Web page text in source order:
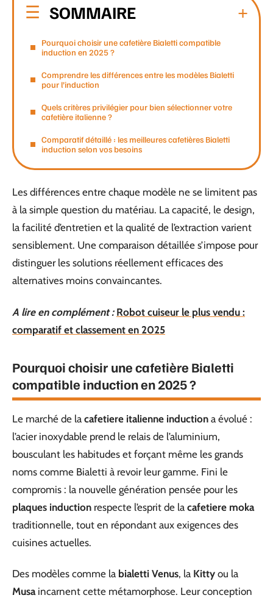
SOMMAIRE
Pourquoi choisir une cafetière Bialetti compatible
induction en 2025 ?
Comprendre les différences entre les modèles Bialetti
pour l’induction
Quels critères privilégier pour bien sélectionner votre
cafetière italienne ?
Comparatif détaillé : les meilleures cafetières Bialetti
induction selon vos besoins
Les différences entre chaque modèle ne se limitent pas
à la simple question du matériau. La capacité, le design,
la facilité d’entretien et la qualité de l’extraction varient
sensiblement. Une comparaison détaillée s’impose pour
distinguer les solutions réellement efficaces des
alternatives moins convaincantes.
A lire en complément : Robot cuiseur le plus vendu :
comparatif et classement en 2025
Pourquoi choisir une cafetière Bialetti
compatible induction en 2025 ?
Le marché de la cafetiere italienne induction a évolué :
l’acier inoxydable prend le relais de l’aluminium,
bousculant les habitudes et forçant même les grands
noms comme Bialetti à revoir leur gamme. Fini le
compromis : la nouvelle génération pensée pour les
plaques induction respecte l’esprit de la cafetiere moka
traditionnelle, tout en répondant aux exigences des
cuisines actuelles.
Des modèles comme la bialetti Venus, la Kitty ou la
Musaincarnent cette métamorphose. Leur conception